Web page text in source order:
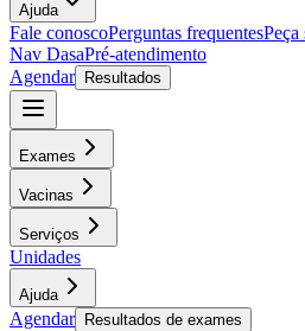
Ajuda
Fale conoscoPerguntas frequentesPeça
Nav DasaPré-atendimento
Agendar
Resultados
Exames
Vacinas
Serviços
Unidades
Ajuda
Agendar Resultados de exames